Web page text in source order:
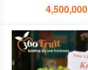
4,500,000